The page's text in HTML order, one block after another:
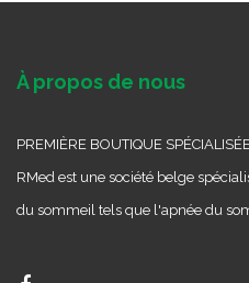
À propos de nous
PREMIÈRE BOUTIQUE
RMed est une société belge
du sommeil tels que l'apnée du